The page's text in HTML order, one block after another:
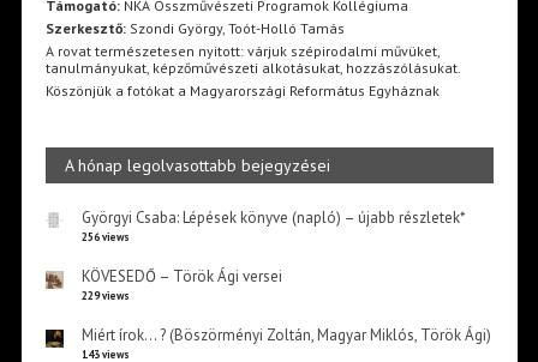
Támogató:NKA Összművészeti Programok Kollégiuma
Szerkesztő:Szondi György, Toót-Holló Tamás
A rovat természetesen nyitott: várjuk szépirodalmi művüket,
tanulmányukat, képzőművészeti alkotásukat, hozzászólásukat.
Köszönjük a fotókat a Magyarországi Református Egyháznak
A hónap legolvasottabb bejegyzései
Györgyi Csaba: Lépések könyve (napló) – újabb részletek*
256 views
KÖVESEDŐ – Török Ági versei
229 views
Miért írok… ? (Böszörményi Zoltán, Magyar Miklós, Török Ági)
143 views